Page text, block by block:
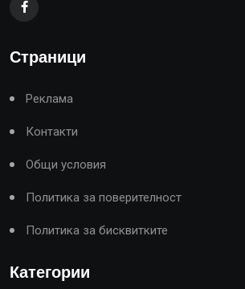
Страници
Реклама
Контакти
Общи условия
Политика за поверителност
Политика за бисквитките
Категории